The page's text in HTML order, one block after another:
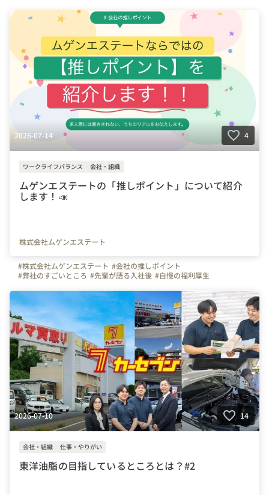
2026-07-14 4
ワークライフバランス 会社・組織
ムゲンエステートの「推しポイント」について紹介
します！📣
株式会社ムゲンエステート
#株式会社ムゲンエステート #会社の推しポイント
#弊社のすごいところ #先輩が語る入社後 #自慢の福利厚生
#転職 #未経験 #経験者 #不動産 #上場 #くるみん
2026-07-10 14
会社・組織 仕事・やりがい
東洋油脂の目指しているところとは？#2